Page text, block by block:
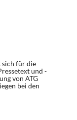
sich für die
und -
von ATG
bei den